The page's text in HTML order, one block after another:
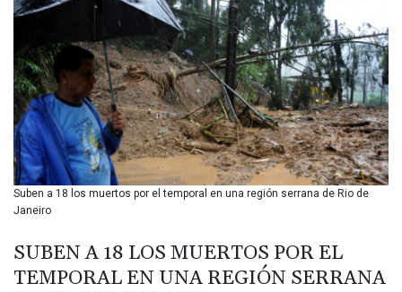
BDT 123.418242
BHD 0.375989
BIF 2985.079791
BMD 1
BND 1.277602
BOB 11.849673
BRL 5.083304
BSD 0.997016
BTN 94.875232
BWP 13.457596
BZD 2.00519
CDF 2262.50392
Suben a 18 los muertos por el temporal en una región serrana de Rio de
Janeiro
SUBEN A 18 LOS MUERTOS POR EL
TEMPORAL EN UNA REGIÓN SERRANA